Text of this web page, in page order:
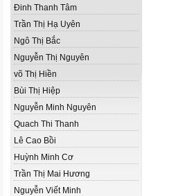
Đinh Thanh Tâm
Trần Thị Hạ Uyên
Ngô Thị Bắc
Nguyễn Thị Nguyên
võ Thị Hiền
Bùi Thị Hiệp
Nguyễn Minh Nguyên
Quach Thi Thanh
Lê Cao Bồi
Huỳnh Minh Cơ
Trần Thị Mai Hương
Nguyễn Viết Minh